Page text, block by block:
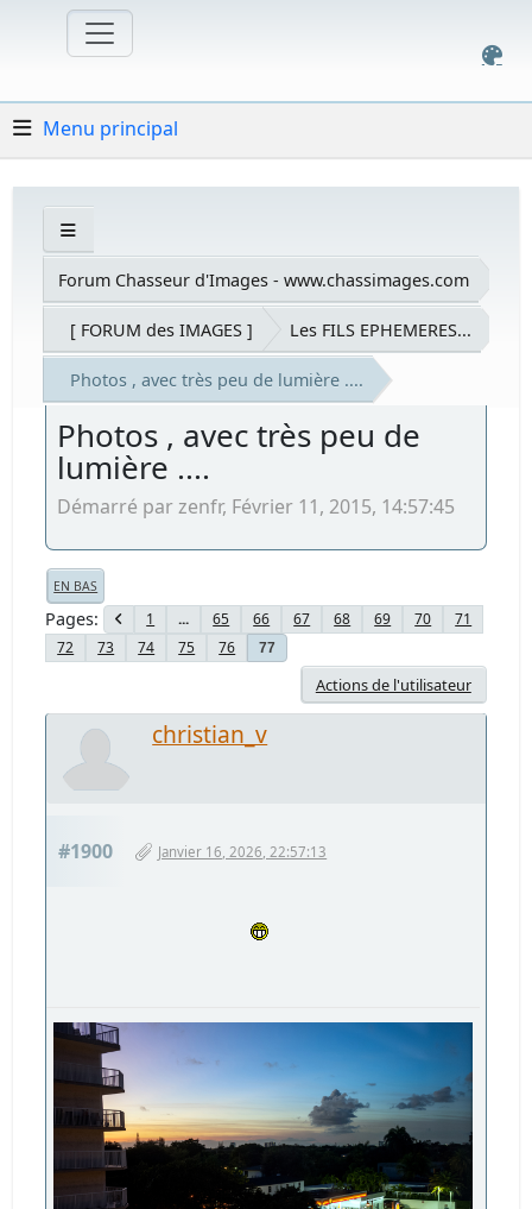
Menu principal
Forum Chasseur d'Images - www.chassimages.com
[ FORUM des IMAGES ] Les FILS EPHEMERES...
Photos , avec très peu de lumière ....
Photos , avec très peu de
lumière ....
Démarré par zenfr, Février 11, 2015, 14:57:45
EN BAS
Pages 1 ... 65 66 67 68 69 70
71
72
73 74 75 76 77
Actions de l'utilisateur
christian_v
#1900 Janvier 16, 2026, 22:57:13